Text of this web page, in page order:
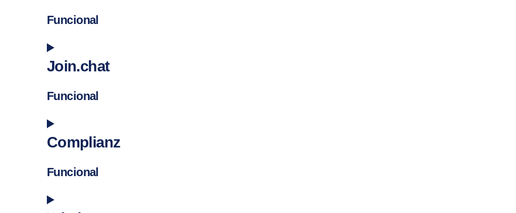
Funcional
Consent to service wordpress
Join.chat
Funcional
Consent to service join.chat
Complianz
Funcional
Consent to service complianz
PREVIOUS